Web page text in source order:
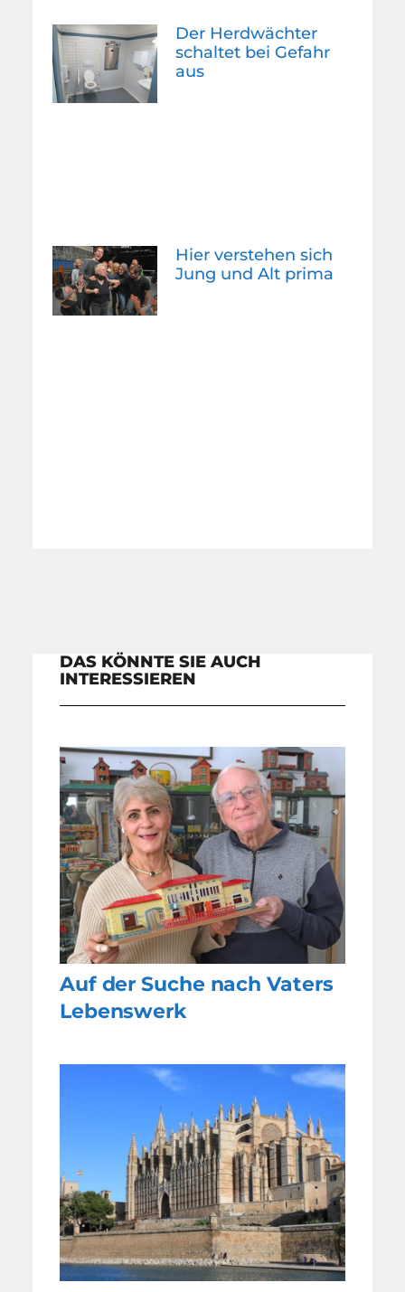
Der Herdwächter
schaltet bei Gefahr
aus
Hier verstehen sich
Jung und Alt prima
DAS KÖNNTE SIE AUCH
INTERESSIEREN
Auf der Suche nach Vaters
Lebenswerk